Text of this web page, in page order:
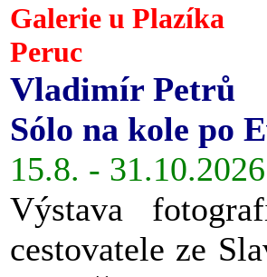
Galerie u Plazíka
Peruc
Vladimír Petrů
Sólo na kole po
15.8. - 31.10.2026
Výstava
cestovatele ze